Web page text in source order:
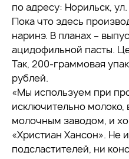
по адресу: Норильск,
Пока что здесь
наринэ. В планах –
ацидофильной пасты.
Так, 200-граммовая
рублей.
«Мы используем при
исключительно
молочным заводом, и
«Христиан Хансон». Не
подсластителей, ни